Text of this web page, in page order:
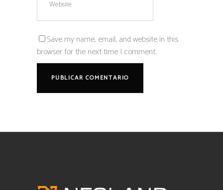
Save my name, email, and website in this
browser for the next time I comment.